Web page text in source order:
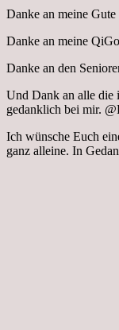
Danke an meine
Danke an meine
Danke an den
Und Dank an alle die
gedanklich bei mir.
Ich wünsche Euch
ganz alleine. In